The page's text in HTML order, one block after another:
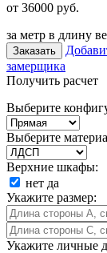
от 36000 руб.
за метр в длину
Заказать
замерщика
Получить расчет
Выберите
Выберите
Верхние шкафы:
нет да
Укажите размер:
Укажите личные